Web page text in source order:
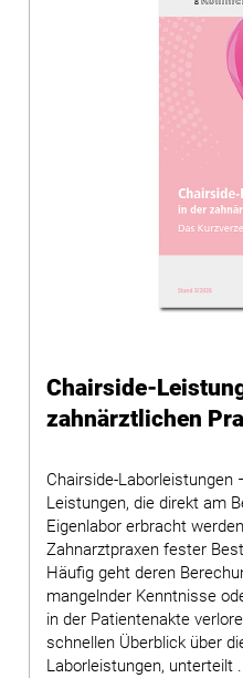
Chairside-
zahnärztlichen
Chairside-
Leistungen, die direkt am
Eigenlabor erbracht
Zahnarztpraxen fester
Häufig geht deren
mangelnder Kenntnisse
in der Patientenakte
schnellen Überblick über
Laborleistungen, unterteilt